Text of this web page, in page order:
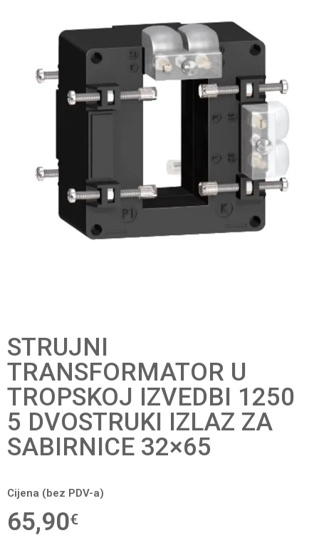
STRUJNI
TRANSFORMATOR U
TROPSKOJ IZVEDBI 1250
5 DVOSTRUKI IZLAZ ZA
SABIRNICE 32×65
Cijena (bez PDV-a)
65,90€